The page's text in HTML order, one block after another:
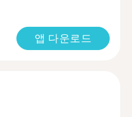
앱 다운로드